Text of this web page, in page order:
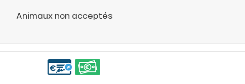
Animaux non acceptés